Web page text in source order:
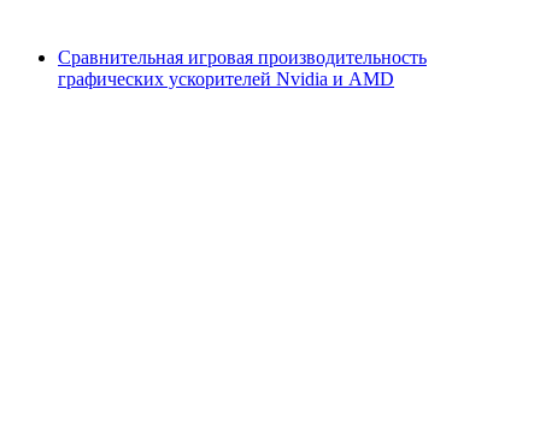
Сравнительная игровая производительность
графических ускорителей Nvidia и AMD